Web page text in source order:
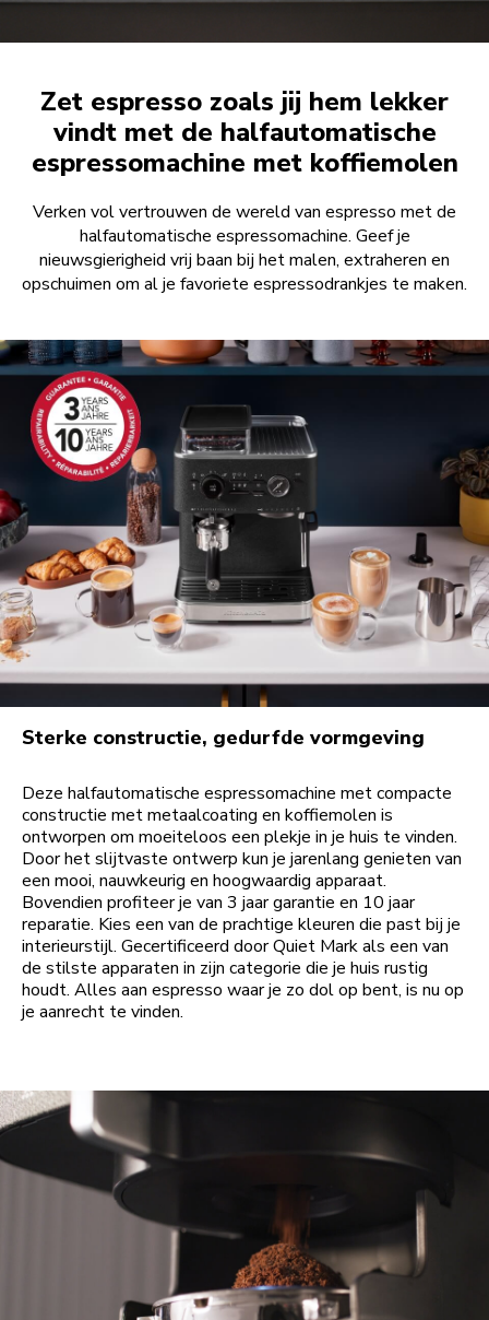
Zet espresso zoals jij hem lekker
vindt met de halfautomatische
espressomachine met koffiemolen
Verken vol vertrouwen de wereld van espresso met de
halfautomatische espressomachine. Geef je
nieuwsgierigheid vrij baan bij het malen, extraheren en
opschuimen om al je favoriete espressodrankjes te maken.
Sterke constructie, gedurfde vormgeving
Deze halfautomatische espressomachine met compacte
constructie met metaalcoating en koffiemolen is
ontworpen om moeiteloos een plekje in je huis te vinden.
Door het slijtvaste ontwerp kun je jarenlang genieten van
een mooi, nauwkeurig en hoogwaardig apparaat.
Bovendien profiteer je van 3 jaar garantie en 10 jaar
reparatie. Kies een van de prachtige kleuren die past bij je
interieurstijl. Gecertificeerd door Quiet Mark als een van
de stilste apparaten in zijn categorie die je huis rustig
houdt. Alles aan espresso waar je zo dol op bent, is nu op
je aanrecht te vinden.